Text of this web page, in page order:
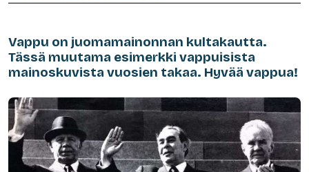
Vappu on juomamainonnan kultakautta.
Tässä muutama esimerkki vappuisista
mainoskuvista vuosien takaa. Hyvää vappua!